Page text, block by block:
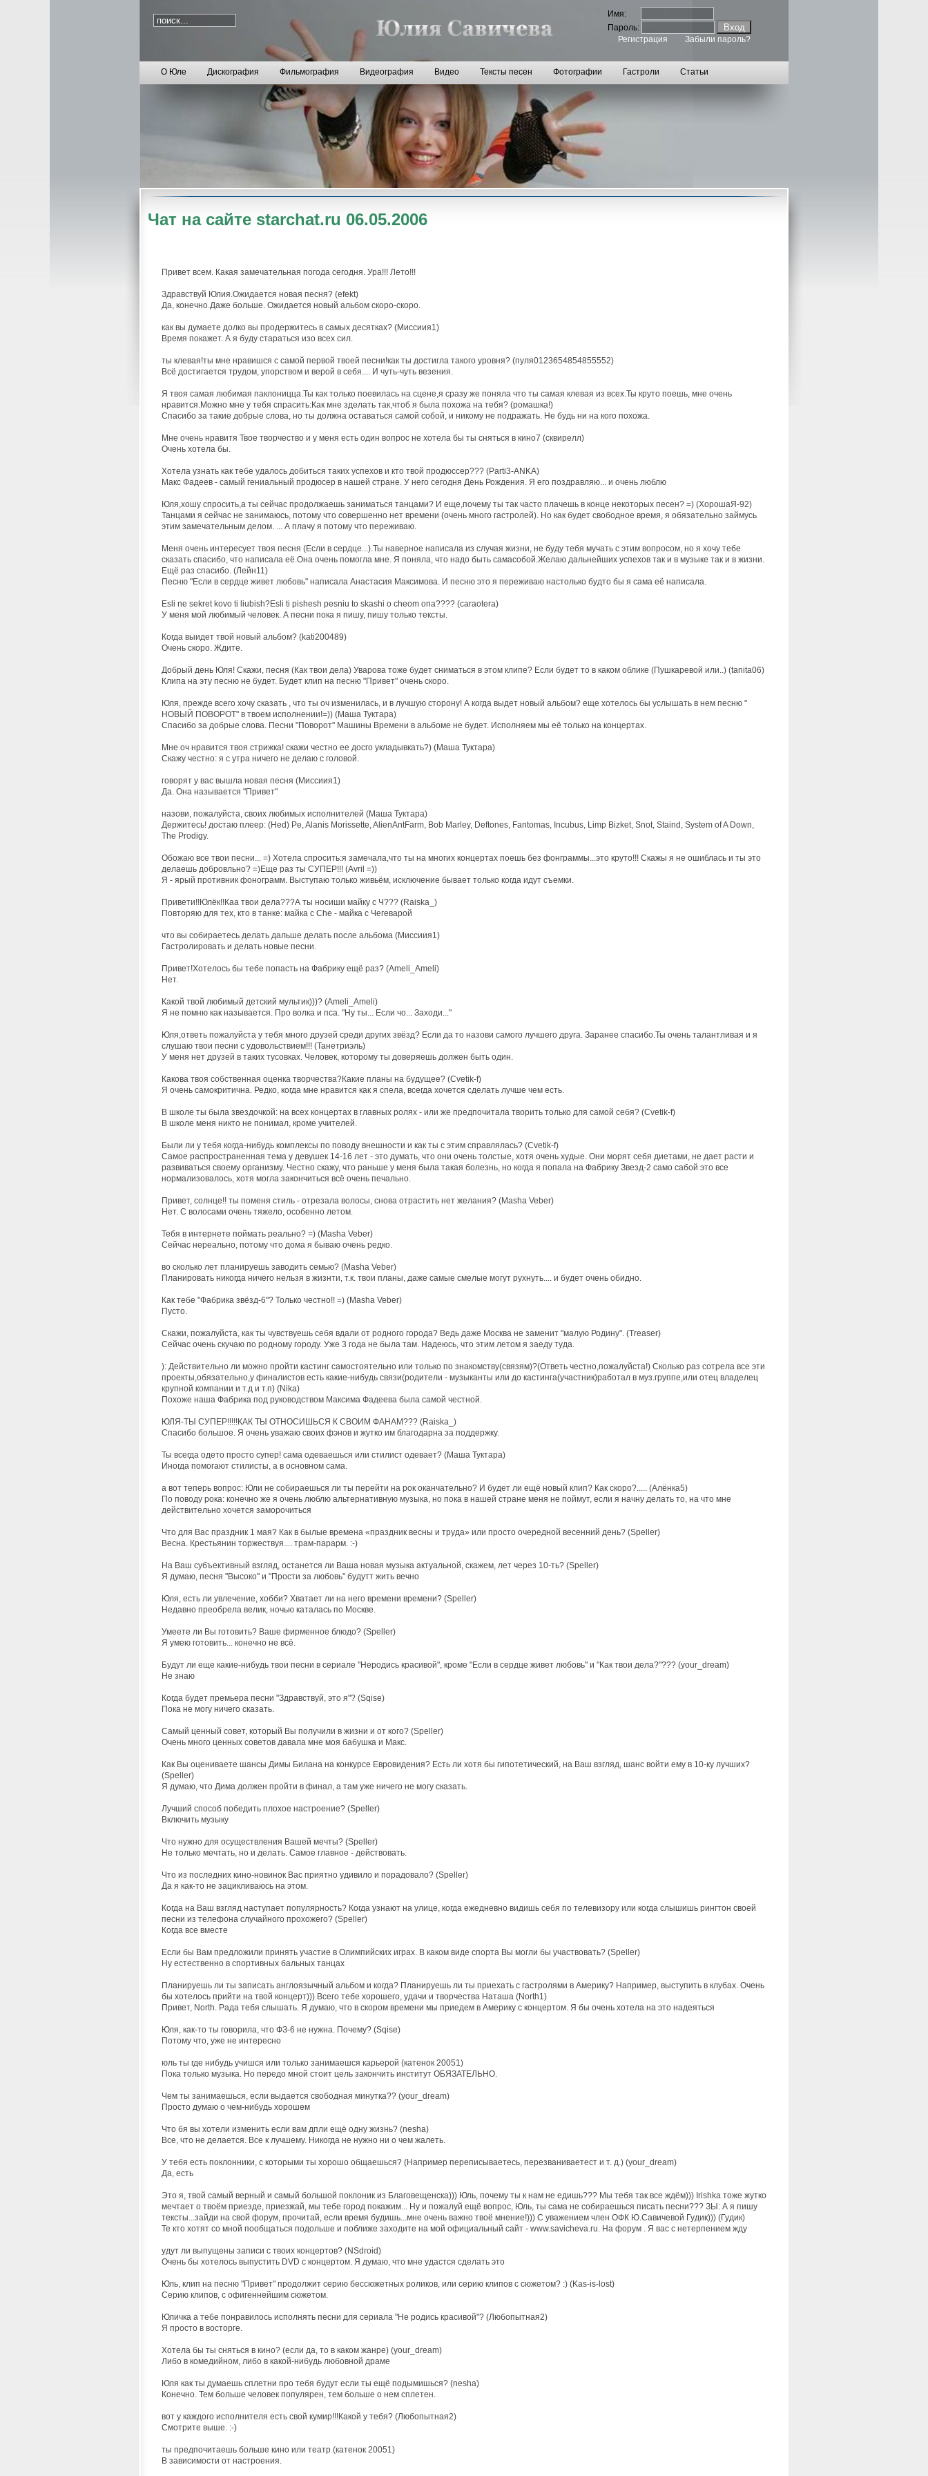
Имя:
Пароль:
Регистрация
Забыли пароль?
О Юле Дискография Фильмография Видеография Видео Тексты песен Фотографии Гастроли Статьи
Чат на сайте starchat.ru 06.05.2006
Привет всем. Какая замечательная погода сегодня. Ура!!! Лето!!!
Здравствуй Юлия.Ожидается новая песня? (efekt)
Да, конечно.Даже больше. Ожидается новый альбом скоро-скоро.
как вы думаете долко вы продержитесь в самых десятках? (Миссиия1)
Время покажет. А я буду стараться изо всех сил.
ты клевая!ты мне нравишся с самой первой твоей песни!как ты достигла такого уровня? (пуля0123654854855552)
Всё достигается трудом, упорством и верой в себя.... И чуть-чуть везения.
Я твоя самая любимая паклоницца.Ты как только поевилась на сцене,я сразу же поняла что ты самая клевая из всех.Ты круто поешь, мне очень
нравится.Можно мне у тебя спрасить:Как мне зделать так,чтоб я была похожа на тебя? (ромашка!)
Спасибо за такие добрые слова, но ты должна оставаться самой собой, и никому не подражать. Не будь ни на кого похожа.
Мне очень нравитя Твое творчество и у меня есть один вопрос не хотела бы ты сняться в кино7 (сквирелл)
Очень хотела бы.
Хотела узнать как тебе удалось добиться таких успехов и кто твой продюссер??? (Parti3-ANKA)
Макс Фадеев - самый гениальный продюсер в нашей стране. У него сегодня День Рождения. Я его поздравляю... и очень люблю
Юля,хошу спросить,а ты сейчас продолжаешь заниматься танцами? И еще,почему ты так часто плачешь в конце некоторых песен? =) (ХорошаЯ-92)
Танцами я сейчас не занимаюсь, потому что совершенно нет времени (очень много гастролей). Но как будет свободное время, я обязательно займусь
этим замечательным делом. ... А плачу я потому что переживаю.
Меня очень интересует твоя песня (Если в сердце...).Ты наверное написала из случая жизни, не буду тебя мучать с этим вопросом, но я хочу тебе
сказать спасибо, что написала её.Она очень помогла мне. Я поняла, что надо быть самасобой.Желаю дальнейших успехов так и в музыке так и в жизни.
Ещё раз спасибо. (Лейн11)
Песню "Если в сердце живет любовь" написала Анастасия Максимова. И песню это я переживаю настолько будто бы я сама её написала.
Esli ne sekret kovo ti liubish?Esli ti pishesh pesniu to skashi o cheom ona???? (caraotera)
У меня мой любимый человек. А песни пока я пишу, пишу только тексты.
Когда выидет твой новый альбом? (kati200489)
Очень скоро. Ждите.
Добрый день Юля! Скажи, песня (Как твои дела) Уварова тоже будет сниматься в этом клипе? Если будет то в каком облике (Пушкаревой или..) (tanita06)
Клипа на эту песню не будет. Будет клип на песню "Привет" очень скоро.
Юля, прежде всего хочу сказать , что ты оч изменилась, и в лучшую сторону! А когда выдет новый альбом? еще хотелось бы услышать в нем песню "
НОВЫЙ ПОВОРОТ" в твоем исполнении!=)) (Маша Туктара)
Спасибо за добрые слова. Песни "Поворот" Машины Времени в альбоме не будет. Исполняем мы её только на концертах.
Мне оч нравится твоя стрижка! скажи честно ее досго укладывкать?) (Маша Туктара)
Скажу честно: я с утра ничего не делаю с головой.
говорят у вас вышла новая песня (Миссиия1)
Да. Она называется "Привет"
назови, пожалуйста, своих любимых исполнителей (Маша Туктара)
Держитесь! достаю плеер: (Hed) Pe, Alanis Morissette, AlienAntFarm, Bob Marley, Deftones, Fantomas, Incubus, Limp Bizket, Snot, Staind, System of A Down,
The Prodigy.
Обожаю все твои песни... =) Хотела спросить:я замечала,что ты на многих концертах поешь без фонграммы...это круто!!! Скажы я не ошиблась и ты это
делаешь добровльно? =)Еще раз ты СУПЕР!!! (Avril =))
Я - ярый противник фонограмм. Выступаю только живьём, исключение бывает только когда идут съемки.
Привети!!Юлёк!!Каа твои дела???А ты носиши майку с Ч??? (Raiska_)
Повторяю для тех, кто в танке: майка с Che - майка с Чегеварой
что вы собираетесь делать дальше делать после альбома (Миссиия1)
Гастролировать и делать новые песни.
Привет!Хотелось бы тебе попасть на Фабрику ещё раз? (Ameli_Ameli)
Нет.
Какой твой любимый детский мультик)))? (Ameli_Ameli)
Я не помню как называется. Про волка и пса. "Ну ты... Если чо... Заходи..."
Юля,ответь пожалуйста у тебя много друзей среди других звёзд? Если да то назови самого лучшего друга. Заранее спасибо.Ты очень талантливая и я
слушаю твои песни с удовольствием!!! (Танетриэль)
У меня нет друзей в таких тусовках. Человек, которому ты доверяешь должен быть один.
Какова твоя собственная оценка творчества?Какие планы на будущее? (Cvetik-f)
Я очень самокритична. Редко, когда мне нравится как я спела, всегда хочется сделать лучше чем есть.
В школе ты была звездочкой: на всех концертах в главных ролях - или же предпочитала творить только для самой себя? (Cvetik-f)
В школе меня никто не понимал, кроме учителей.
Были ли у тебя когда-нибудь комплексы по поводу внешности и как ты с этим справлялась? (Cvetik-f)
Самое распространенная тема у девушек 14-16 лет - это думать, что они очень толстые, хотя очень худые. Они морят себя диетами, не дает расти и
развиваться своему организму. Честно скажу, что раньше у меня была такая болезнь, но когда я попала на Фабрику Звезд-2 само сабой это все
нормализовалось, хотя могла закончиться всё очень печально.
Привет, солнце!! ты поменя стиль - отрезала волосы, снова отрастить нет желания? (Masha Veber)
Нет. С волосами очень тяжело, особенно летом.
Тебя в интернете поймать реально? =) (Masha Veber)
Сейчас нереально, потому что дома я бываю очень редко.
во сколько лет планируешь заводить семью? (Masha Veber)
Планировать никогда ничего нельзя в жизнти, т.к. твои планы, даже самые смелые могут рухнуть.... и будет очень обидно.
Как тебе "Фабрика звёзд-6"? Только честно!! =) (Masha Veber)
Пусто.
Скажи, пожалуйста, как ты чувствуешь себя вдали от родного города? Ведь даже Москва не заменит "малую Родину". (Treaser)
Сейчас очень скучаю по родному городу. Уже 3 года не была там. Надеюсь, что этим летом я заеду туда.
): Действительно ли можно пройти кастинг самостоятельно или только по знакомству(связям)?(Ответь честно,пожалуйста!) Сколько раз сотрела все эти
проекты,обязательно,у финалистов есть какие-нибудь связи(родители - музыканты или до кастинга(участник)работал в муз.группе,или отец владелец
крупной компании и т.д и т.п) (Nika)
Похоже наша Фабрика под руководством Максима Фадеева была самой честной.
ЮЛЯ-ТЫ СУПЕР!!!!!КАК ТЫ ОТНОСИШЬСЯ К СВОИМ ФАНАМ??? (Raiska_)
Спасибо большое. Я очень уважаю своих фэнов и жутко им благодарна за поддержку.
Ты всегда одето просто супер! сама одеваешься или стилист одевает? (Маша Туктара)
Иногда помогают стилисты, а в основном сама.
а вот теперь вопрос: Юли не собираешься ли ты перейти на рок оканчательно? И будет ли ещё новый клип? Как скоро?..... (Алёнка5)
По поводу рока: конечно же я очень люблю альтернативную музыка, но пока в нашей стране меня не поймут, если я начну делать то, на что мне
действительно хочется заморочиться
Что для Вас праздник 1 мая? Как в былые времена «праздник весны и труда» или просто очередной весенний день? (Speller)
Весна. Крестьянин торжествуя.... трам-парарм. :-)
На Ваш субъективный взгляд, останется ли Ваша новая музыка актуальной, скажем, лет через 10-ть? (Speller)
Я думаю, песня "Высоко" и "Прости за любовь" будутт жить вечно
Юля, есть ли увлечение, хобби? Хватает ли на него времени времени? (Speller)
Недавно преобрела велик, ночью каталась по Москве.
Умеете ли Вы готовить? Ваше фирменное блюдо? (Speller)
Я умею готовить... конечно не всё.
Будут ли еще какие-нибудь твои песни в сериале "Неродись красивой", кроме "Если в сердце живет любовь" и "Как твои дела?"??? (your_dream)
Не знаю
Когда будет премьера песни "Здравствуй, это я"? (Sqise)
Пока не могу ничего сказать.
Самый ценный совет, который Вы получили в жизни и от кого? (Speller)
Очень много ценных советов давала мне моя бабушка и Макс.
Как Вы оцениваете шансы Димы Билана на конкурсе Евровидения? Есть ли хотя бы гипотетический, на Ваш взгляд, шанс войти ему в 10-ку лучших?
(Speller)
Я думаю, что Дима должен пройти в финал, а там уже ничего не могу сказать.
Лучший способ победить плохое настроение? (Speller)
Включить музыку
Что нужно для осуществления Вашей мечты? (Speller)
Не только мечтать, но и делать. Самое главное - действовать.
Что из последних кино-новинок Вас приятно удивило и порадовало? (Speller)
Да я как-то не зацикливаюсь на этом.
Когда на Ваш взгляд наступает популярность? Когда узнают на улице, когда ежедневно видишь себя по телевизору или когда слышишь рингтон своей
песни из телефона случайного прохожего? (Speller)
Когда все вместе
Если бы Вам предложили принять участие в Олимпийских играх. В каком виде спорта Вы могли бы участвовать? (Speller)
Ну естественно в спортивных бальных танцах
Планируешь ли ты записать англоязычный альбом и когда? Планируешь ли ты приехать с гастролями в Америку? Например, выступить в клубах. Очень
бы хотелось прийти на твой концерт))) Всего тебе хорошего, удачи и творчества Наташа (North1)
Привет, North. Рада тебя слышать. Я думаю, что в скором времени мы приедем в Америку с концертом. Я бы очень хотела на это надеяться
Юля, как-то ты говорила, что ФЗ-6 не нужна. Почему? (Sqise)
Потому что, уже не интересно
юль ты где нибудь учишся или только занимаешся карьерой (катенок 20051)
Пока только музыка. Но передо мной стоит цель закончить институт ОБЯЗАТЕЛЬНО.
Чем ты занимаешься, если выдается свободная минутка?? (your_dream)
Просто думаю о чем-нибудь хорошем
Что бя вы хотели изменить если вам дпли ещё одну жизнь? (nesha)
Все, что не делается. Все к лучшему. Никогда не нужно ни о чем жалеть.
У тебя есть поклонники, с которыми ты хорошо общаешься? (Например переписываетесь, перезваниваетест и т. д.) (your_dream)
Да, есть
Это я, твой самый верный и самый большой поклоник из Благовещенска))) Юль, почему ты к нам не едишь??? Мы тебя так все ждём))) Irishka тоже жутко
мечтает о твоём приезде, приезжай, мы тебе город покажим... Ну и пожалуй ещё вопрос, Юль, ты сама не собираешься писать песни??? ЗЫ: А я пишу
тексты...зайди на свой форум, прочитай, если время будишь...мне очень важно твоё мнение!))) С уважением член ОФК Ю.Савичевой Гудик))) (Гудик)
Те кто хотят со мной пообщаться подольше и поближе заходите на мой официальный сайт - www.savicheva.ru. На форум . Я вас с нетерпением жду
удут ли выпущены записи с твоих концертов? (NSdroid)
Очень бы хотелось выпустить DVD с концертом. Я думаю, что мне удастся сделать это
Юль, клип на песню "Привет" продолжит серию бессюжетных роликов, или серию клипов с сюжетом? :) (Kas-is-lost)
Серию клипов, с офигеннейшим сюжетом.
Юличка а тебе понравилось исполнять песни для сериала "Не родись красивой"? (Любопытная2)
Я просто в восторге.
Хотела бы ты сняться в кино? (если да, то в каком жанре) (your_dream)
Либо в комедийном, либо в какой-нибудь любовной драме
Юля как ты думаешь сплетни про тебя будут если ты ещё подымишься? (nesha)
Конечно. Тем больше человек популярен, тем больше о нем сплетен.
вот у каждого исполнителя есть свой кумир!!!Какой у тебя? (Любопытная2)
Смотрите выше. :-)
ты предпочитаешь больше кино или театр (катенок 20051)
В зависимости от настроения.